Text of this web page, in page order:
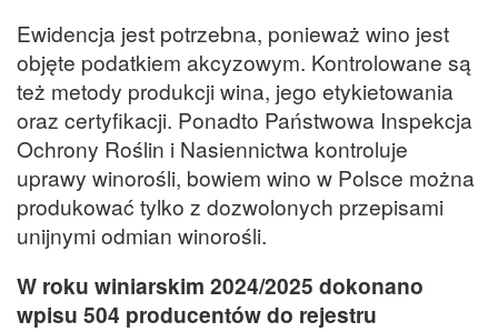
Ewidencja jest potrzebna, ponieważ wino jest
objęte podatkiem akcyzowym. Kontrolowane są
też metody produkcji wina, jego etykietowania
oraz certyfikacji. Ponadto Państwowa Inspekcja
Ochrony Roślin i Nasiennictwa kontroluje
uprawy winorośli, bowiem wino w Polsce można
produkować tylko z dozwolonych przepisami
unijnymi odmian winorośli.
W roku winiarskim 2024/2025 dokonano
wpisu 504 producentów do rejestru